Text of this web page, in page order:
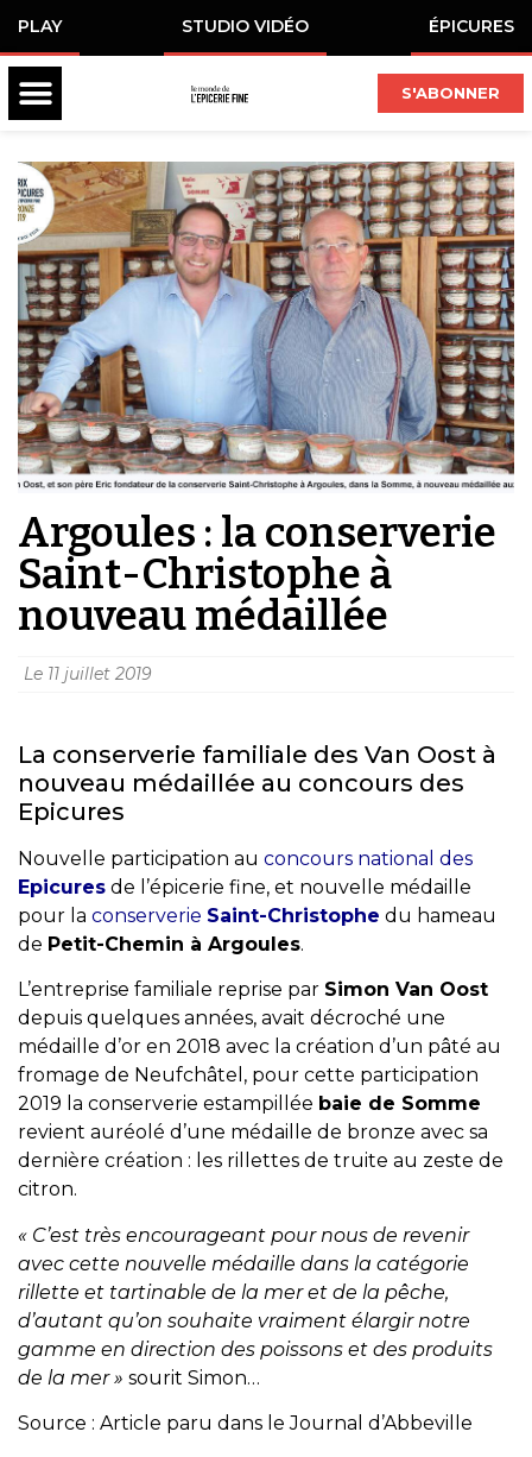
PLAY STUDIO VIDÉO ÉPICURES
S'ABONNER
Argoules : la conserverie
Saint-Christophe à
nouveau médaillée
Le 11 juillet 2019
La conserverie familiale des Van Oost à
nouveau médaillée au concours des
Epicures
Nouvelle participation au concours national des
Epicures de l’épicerie fine, et nouvelle médaille
pour la conserverie Saint-Christophe du hameau
de Petit-Chemin à Argoules.
L’entreprise familiale reprise par Simon Van Oost
depuis quelques années, avait décroché une
médaille d’or en 2018 avec la création d’un pâté au
fromage de Neufchâtel, pour cette participation
2019 la conserverie estampillée baie de Somme
revient auréolé d’une médaille de bronze avec sa
dernière création : les rillettes de truite au zeste de
citron.
« C’est très encourageant pour nous de revenir
avec cette nouvelle médaille dans la catégorie
rillette et tartinable de la mer et de la pêche,
d’autant qu’on souhaite vraiment élargir notre
gamme en direction des poissons et des produits
de la mer » sourit Simon…
Source : Article paru dans le Journal d’Abbeville